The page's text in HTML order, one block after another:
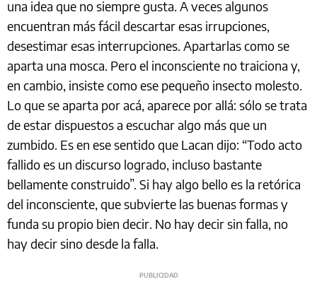
una idea que no siempre gusta. A veces algunos
encuentran más fácil descartar esas irrupciones,
desestimar esas interrupciones. Apartarlas como se
aparta una mosca. Pero el inconsciente no traiciona y,
en cambio, insiste como ese pequeño insecto molesto.
Lo que se aparta por acá, aparece por allá: sólo se trata
de estar dispuestos a escuchar algo más que un
zumbido. Es en ese sentido que Lacan dijo: “Todo acto
fallido es un discurso logrado, incluso bastante
bellamente construido”. Si hay algo bello es la retórica
del inconsciente, que subvierte las buenas formas y
funda su propio bien decir. No hay decir sin falla, no
hay decir sino desde la falla.